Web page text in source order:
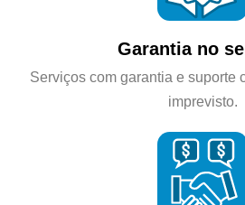
Garantia no
Serviços com garantia e suporte
imprevisto.